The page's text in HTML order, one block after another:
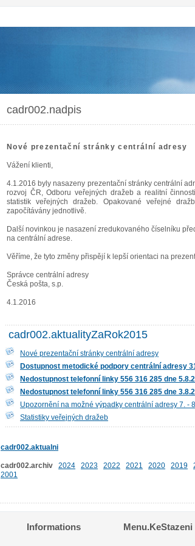
cadr002.nadpis
Nové prezentační stránky centrální adresy
Vážení klienti,
4.1.2016 byly nasazeny prezentační stránky centrální
rozvoj ČR, Odboru veřejných dražeb a realitní
statistik veřejných dražeb. Opakované veřejné
započítávány jednotlivě.
Další novinkou je nasazení zredukovaného číselníku
na centrální adrese.
Věříme, že tyto změny přispějí k lepší orientaci na
Správce centrální adresy
Česká pošta, s.p.
4.1.2016
cadr002.aktualityZaRok2015
Nové prezentační stránky centrální adresy
Dostupnost metodické podpory centrální adresy
Nedostupnost telefonní linky 556 316 285 dne
Nedostupnost telefonní linky 556 316 285 dne
Upozornění na možné výpadky centrální adresy 7. -
Statistiky veřejných dražeb
cadr002.aktualni
cadr002.archiv 2024 2023 2022 2021 2020 2019
2001
Informations Menu.KeStazeni